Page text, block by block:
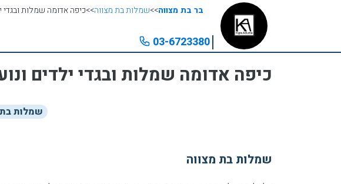
בר בת מצווה>>שמלות בת מצווה>>כיפה אדומה שמלות ובגדי
03-6723380
כיפה אדומה שמלות ובגדי ילדים
שמלות בת
שמלות בת מצווה